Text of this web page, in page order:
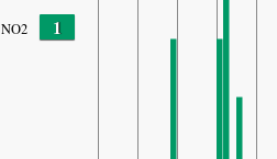
NO2 1